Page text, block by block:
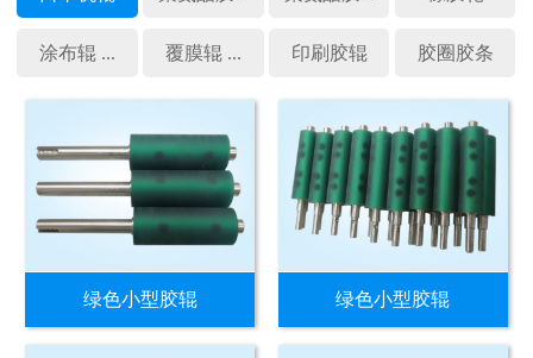
涂布辊 ... 覆膜辊 ... 印刷胶辊 胶圈胶条
绿色小型胶辊 绿色小型胶辊